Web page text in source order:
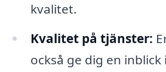
kvalitet.
Kvalitet på tjänster:
också ge dig en